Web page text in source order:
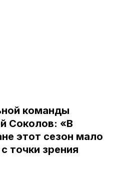
команды
Соколов: «В
этот сезон мало
точки зрения